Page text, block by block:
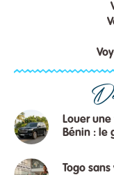
Louer
Bénin : le
Togo